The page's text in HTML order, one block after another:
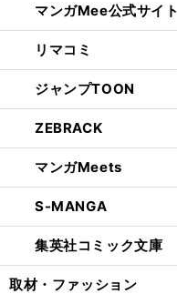
マンガMee公式サイト
リマコミ
ジャンプTOON
ZEBRACK
マンガMeets
S-MANGA
集英社コミック文庫
取材・ファッション